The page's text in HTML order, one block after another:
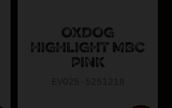
OXDOG
HIGHLIGHT MBC
PINK